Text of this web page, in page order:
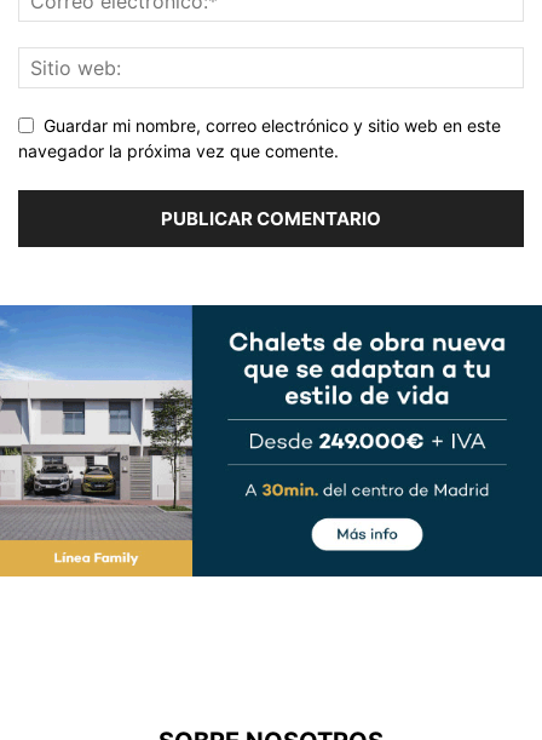
Guardar mi nombre, correo electrónico y sitio web en este
navegador la próxima vez que comente.